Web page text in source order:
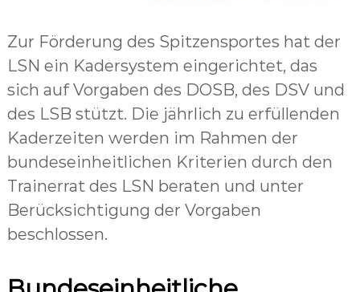
a
n
d
N
i
e
d
e
r
s
a
Zur Förderung des Spitzensportes hat der
LSN ein Kadersystem eingerichtet, das
sich auf Vorgaben des DOSB, des DSV und
des LSB stützt. Die jährlich zu erfüllenden
Kaderzeiten werden im Rahmen der
bundeseinheitlichen Kriterien durch den
Trainerrat des LSN beraten und unter
Berücksichtigung der Vorgaben
beschlossen.